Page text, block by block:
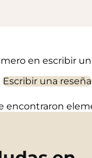
en escribir
Escribir una reseña
encontraron